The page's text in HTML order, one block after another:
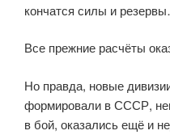
кончатся силы и
Все прежние расчёты
Но правда, новые
формировали в СССР,
в бой, оказались ещё и